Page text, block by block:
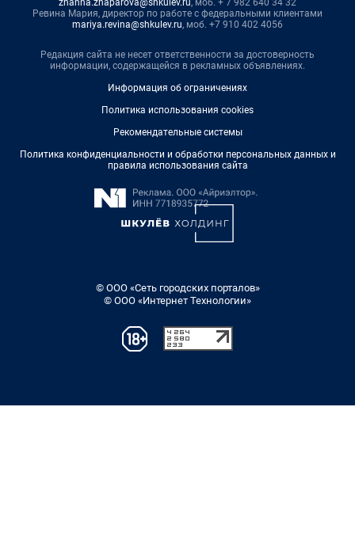
zhanna.zhaparova@shkulev.ru, моб. + 7 982 640 34 32
Ревина Мария, директор по работе с федеральными клиентами
mariya.revina@shkulev.ru, моб. +7 910 402 4056
Редакция сайта не несет ответственности за достоверность
информации, содержащейся в рекламных объявлениях.
Информация об ограничениях
Политика использования cookies
Рекомендательные системы
Политика конфиденциальности и обработки персональных данных и
правила использования сайта
© ООО «Сеть городских порталов»
© ООО «Интернет Технологии»